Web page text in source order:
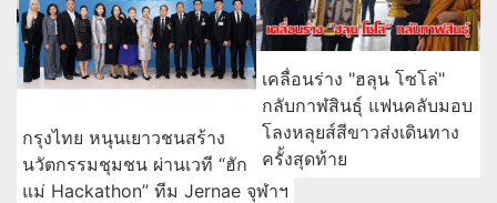
กรุงไทย หนุนเยาวชนสร้าง
นวัตกรรมชุมชน ผ่านเวที “ฮัก
แม่ Hackathon” ทีม Jernae จุฬาฯ
เคลื่อนร่าง "ฮลุน โซโล่"
กลับกาฬสินธุ์ แฟนคลับมอบ
โลงหลุยส์สีขาวส่งเดินทาง
ครั้งสุดท้าย